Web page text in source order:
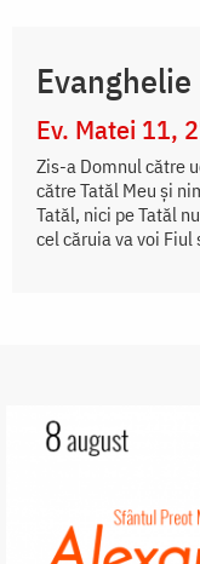
Evanghelie
Ev. Matei 11,
Zis-a Domnul către
către Tatăl Meu și
Tatăl, nici pe Tatăl
cel căruia va voi Fiul